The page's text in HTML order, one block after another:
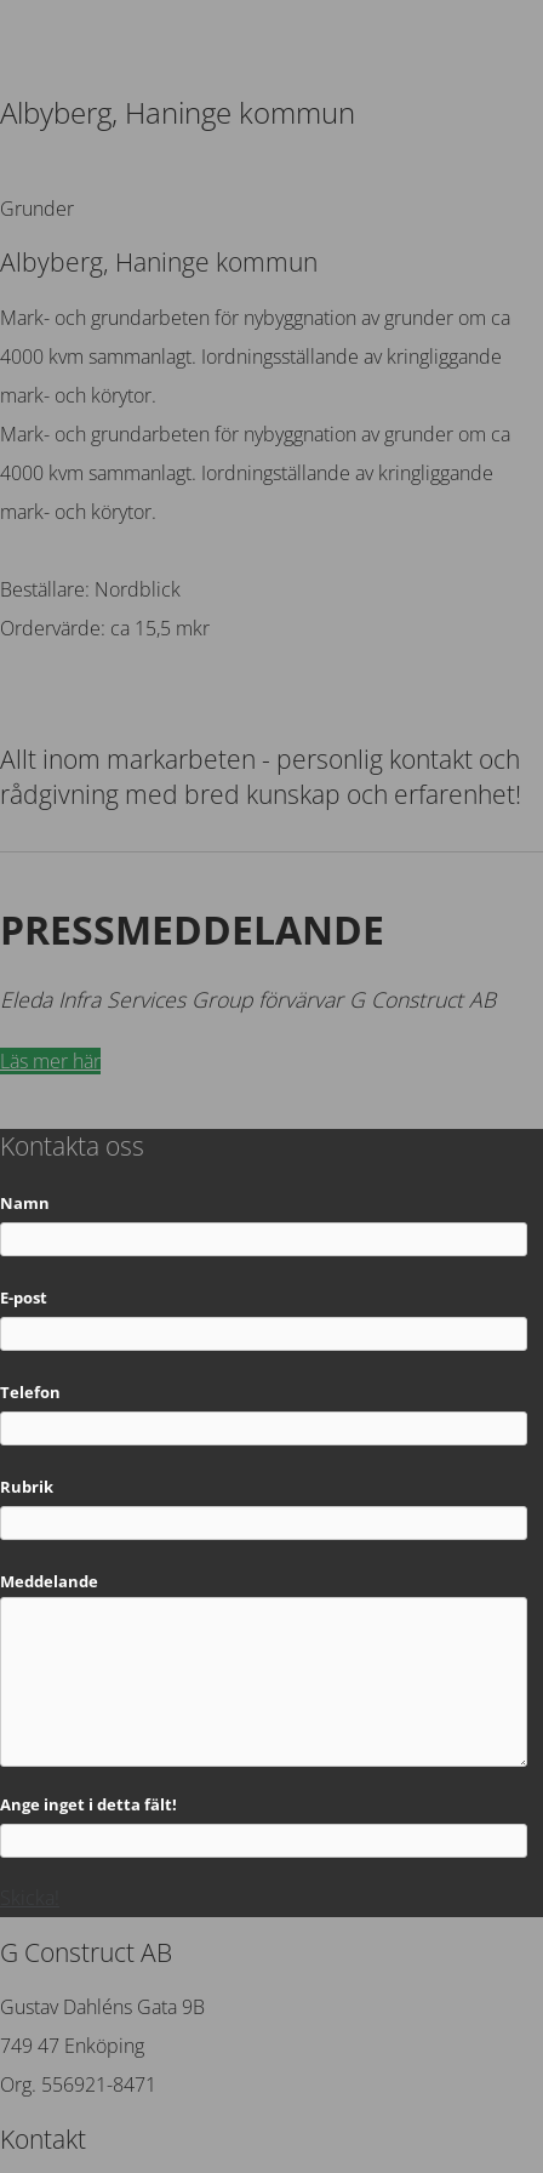
Albyberg, Haninge kommun
Grunder
Albyberg, Haninge kommun
Mark- och grundarbeten för nybyggnation av grunder om ca
4000 kvm sammanlagt. Iordningsställande av kringliggande
mark- och körytor.
Mark- och grundarbeten för nybyggnation av grunder om ca
4000 kvm sammanlagt. Iordningställande av kringliggande
mark- och körytor.
Beställare: Nordblick
Ordervärde: ca 15,5 mkr
Allt inom markarbeten - personlig kontakt och
rådgivning med bred kunskap och erfarenhet!
PRESSMEDDELANDE
Eleda Infra Services Group förvärvar G Construct AB
Läs mer här
Kontakta oss
Namn
E-post
Telefon
Rubrik
Meddelande
Ange inget i detta fält!
G Construct AB
Gustav Dahléns Gata 9B
749 47 Enköping
Org. 556921-8471
Kontakt